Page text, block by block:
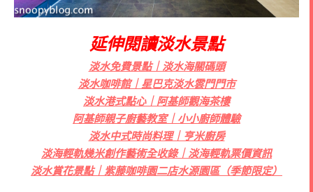
延伸閱讀淡水景點
淡水免費景點｜淡水海關碼頭
淡水咖啡館｜星巴克淡水雲門門市
淡水港式點心｜阿基師觀海茶樓
阿基師親子廚藝教室｜小小廚師體驗
淡水中式時尚料理｜亨米廚房
淡海輕軌幾米創作藝術全收錄｜淡海輕軌票價資訊
淡水賞花景點｜紫藤咖啡園二店水源園區（季節限定）